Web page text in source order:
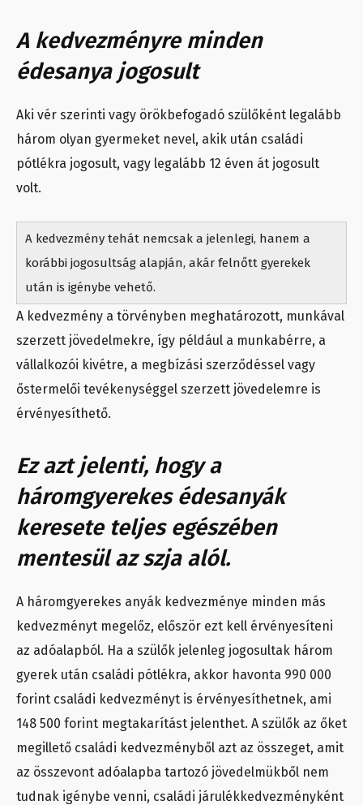
A kedvezményre minden
édesanya jogosult
Aki vér szerinti vagy örökbefogadó szülőként legalább
három olyan gyermeket nevel, akik után családi
pótlékra jogosult, vagy legalább 12 éven át jogosult
volt.
A kedvezmény tehát nemcsak a jelenlegi, hanem a
korábbi jogosultság alapján, akár felnőtt gyerekek
után is igénybe vehető.
A kedvezmény a törvényben meghatározott, munkával
szerzett jövedelmekre, így például a munkabérre, a
vállalkozói kivétre, a megbízási szerződéssel vagy
őstermelői tevékenységgel szerzett jövedelemre is
érvényesíthető.
Ez azt jelenti, hogy a
háromgyerekes édesanyák
keresete teljes egészében
mentesül az szja alól.
A háromgyerekes anyák kedvezménye minden más
kedvezményt megelőz, először ezt kell érvényesíteni
az adóalapból. Ha a szülők jelenleg jogosultak három
gyerek után családi pótlékra, akkor havonta 990 000
forint családi kedvezményt is érvényesíthetnek, ami
148 500 forint megtakarítást jelenthet. A szülők az őket
megillető családi kedvezményből azt az összeget, amit
az összevont adóalapba tartozó jövedelmükből nem
tudnak igénybe venni, családi járulékkedvezményként